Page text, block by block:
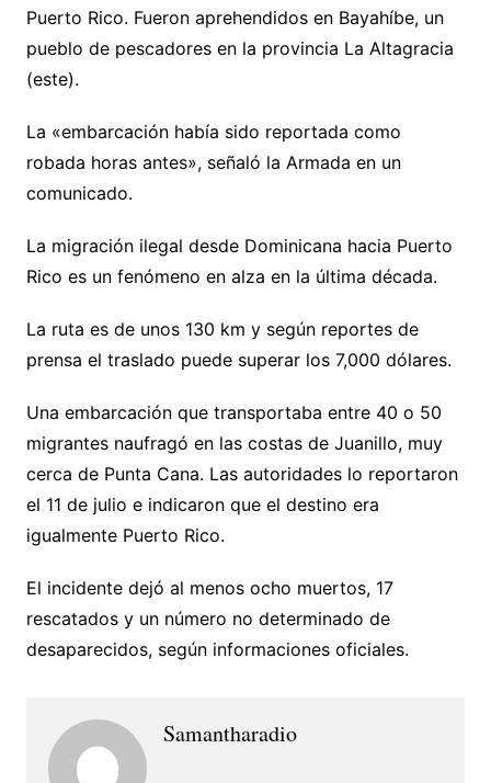
Puerto Rico. Fueron aprehendidos en Bayahíbe, un
pueblo de pescadores en la provincia La Altagracia
(este).
La «embarcación había sido reportada como
robada horas antes», señaló la Armada en un
comunicado.
La migración ilegal desde Dominicana hacia Puerto
Rico es un fenómeno en alza en la última década.
La ruta es de unos 130 km y según reportes de
prensa el traslado puede superar los 7,000 dólares.
Una embarcación que transportaba entre 40 o 50
migrantes naufragó en las costas de Juanillo, muy
cerca de Punta Cana. Las autoridades lo reportaron
el 11 de julio e indicaron que el destino era
igualmente Puerto Rico.
El incidente dejó al menos ocho muertos, 17
rescatados y un número no determinado de
desaparecidos, según informaciones oficiales.
Samantharadio